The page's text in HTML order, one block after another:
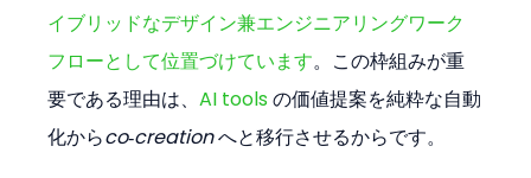
イブリッドなデザイン兼エンジニアリングワーク
フローとして位置づけています。この枠組みが重
要である理由は、AI tools の価値提案を純粋な自動
化からco‑creation へと移行させるからです。